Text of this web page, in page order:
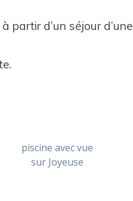
partir d’un séjour d’une
piscine avec vue
sur Joyeuse